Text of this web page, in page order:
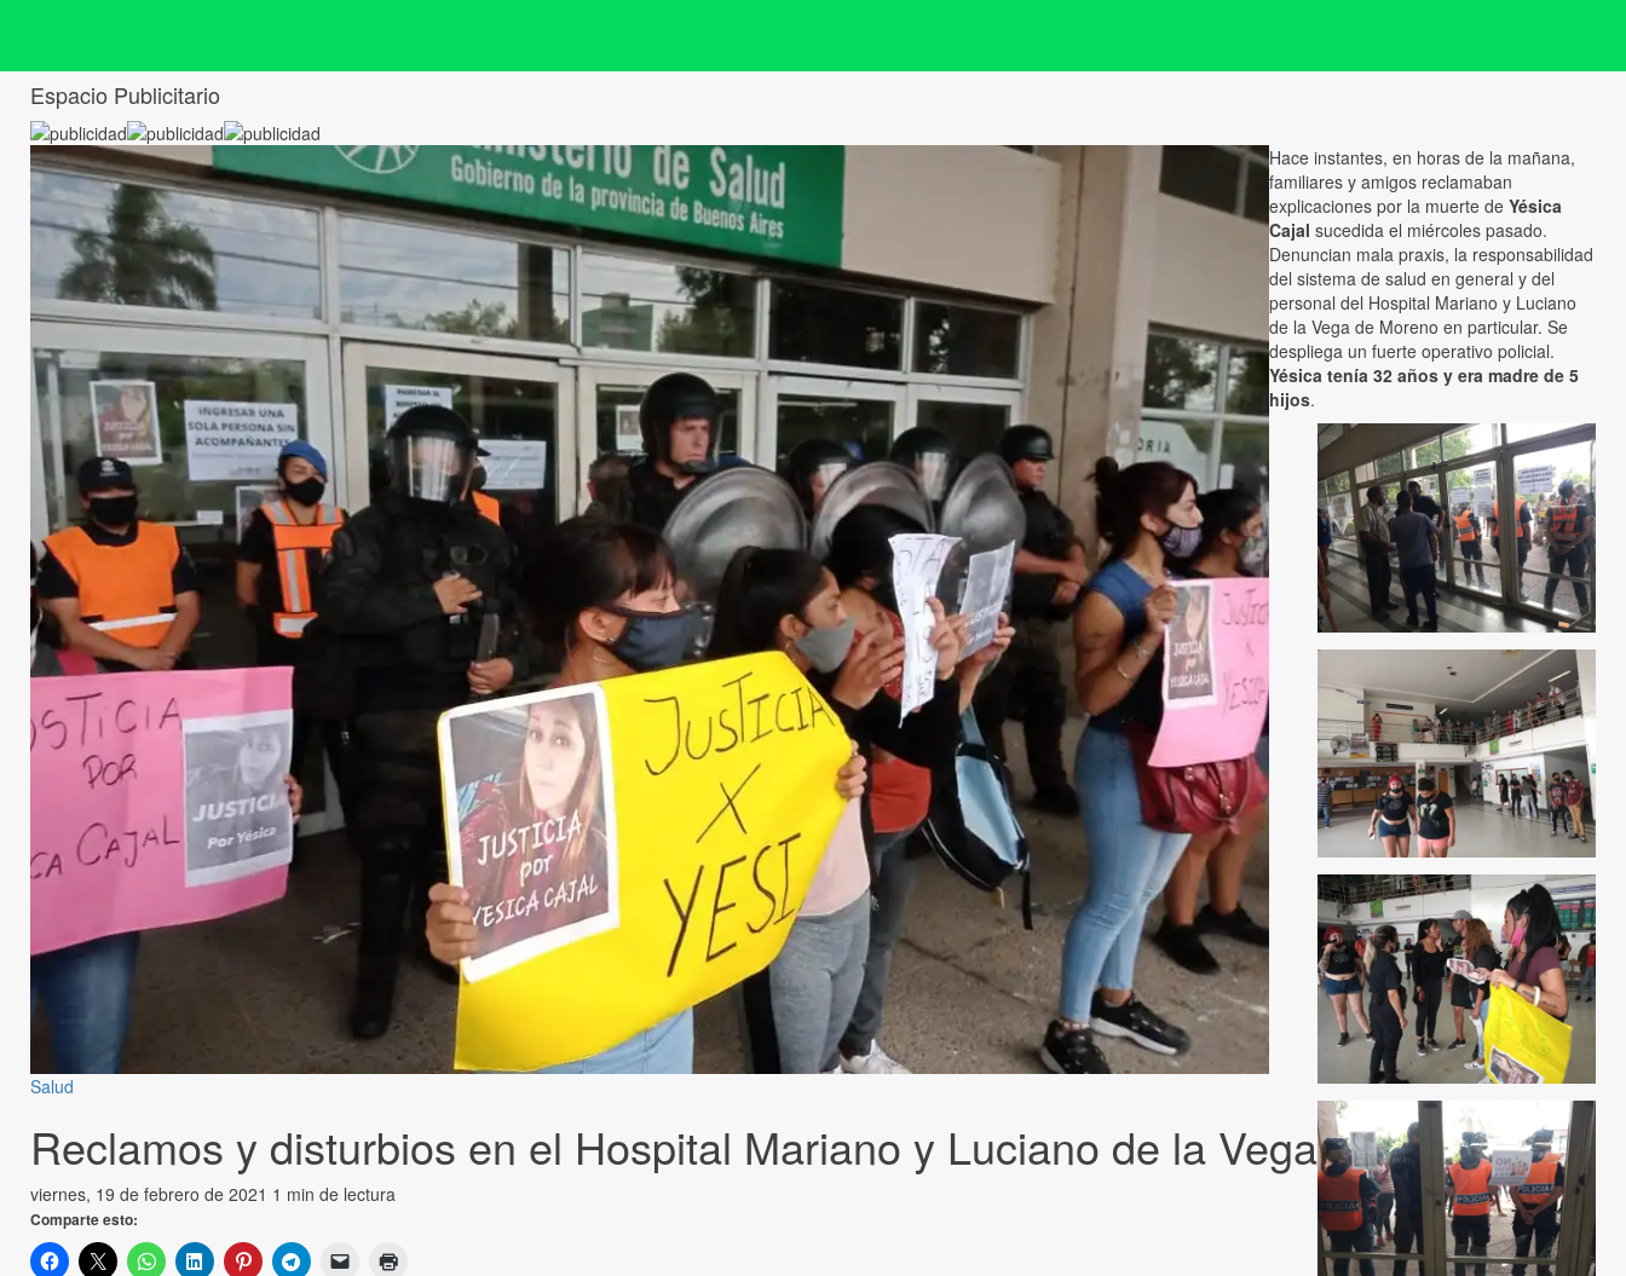
Espacio Publicitario
Salud
Reclamos y disturbios en el Hospital Mariano y Luciano de la Vega
viernes, 19 de febrero de 2021 1 min de lectura
Comparte esto:
Hace instantes, en horas de la mañana,
familiares y amigos reclamaban
explicaciones por la muerte de Yésica
Cajal sucedida el miércoles pasado.
Denuncian mala praxis, la responsabilidad
del sistema de salud en general y del
personal del Hospital Mariano y Luciano
de la Vega de Moreno en particular. Se
despliega un fuerte operativo policial.
Yésica tenía 32 años y era madre de 5
hijos.